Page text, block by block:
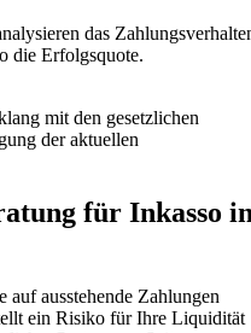
das
die Erfolgsquote.
mit den gesetzlichen
der aktuellen
für Inkasso
ausstehende Zahlungen
ein Risiko für Ihre Liquidität